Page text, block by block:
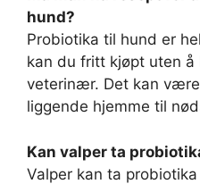
hund?
Probiotika til hund er
kan du fritt kjøpt uten
veterinær. Det kan
liggende hjemme til
Kan valper ta
Valper kan ta